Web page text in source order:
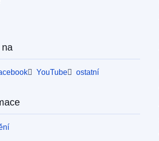
na
YouTube ostatní